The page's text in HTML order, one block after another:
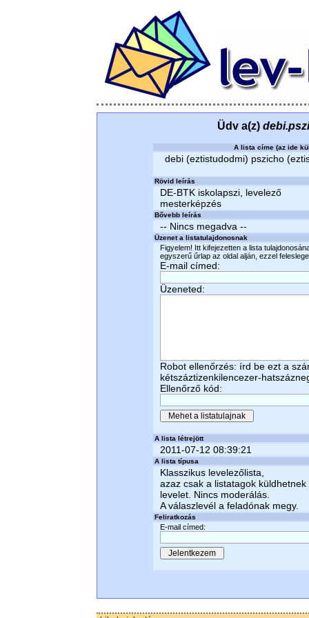
Üdv a(z)
A lista címe (az ide
debi (eztistudodmi) pszicho
Rövid leírás
DE-BTK iskolapszi, levelező
mesterképzés
Bővebb leírás
-- Nincs megadva --
Üzenet a listatulajdonosnak
Figyelem! Itt kifejezetten a lista
egyszerű űrlap az oldal alján, ezzel
E-mail címed:
Üzeneted:
Robot ellenőrzés: írd be ezt a
kétszáztizenkilencezer-
Ellenőrző kód:
A lista létrejött
2011-07-12 08:39:21
A lista típusa
Klasszikus levelezőlista,
azaz csak a listatagok küldhetnek
levelet. Nincs moderálás.
A válaszlevél a feladónak megy.
Feliratkozás
E-mail címed: